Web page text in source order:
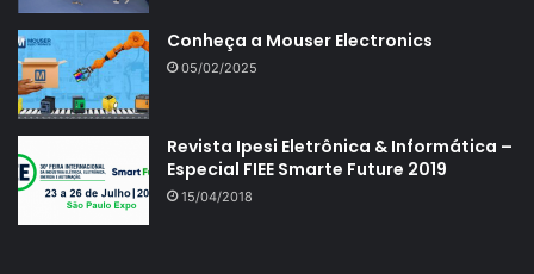
Conheça a Mouser Electronics
05/02/2025
Revista Ipesi Eletrônica & Informática –
Especial FIEE Smarte Future 2019
15/04/2018